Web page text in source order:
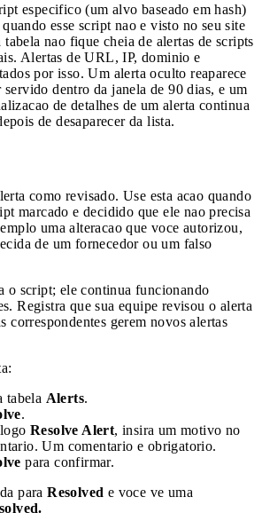
especifico (um alvo baseado em hash)
esse script nao e visto no seu site
tabela nao fique cheia de alertas de scripts
Alertas de URL, IP, dominio e
por isso. Um alerta oculto reaparece
dentro da janela de 90 dias, e um
de detalhes de um alerta continua
de desaparecer da lista.
como revisado. Use esta acao quando
marcado e decidido que ele nao precisa
uma alteracao que voce autorizou,
de um fornecedor ou um falso
o script; ele continua funcionando
Registra que sua equipe revisou o alerta
correspondentes gerem novos alertas
tabela Alerts.
.
Resolve Alert, insira um motivo no
Um comentario e obrigatorio.
para confirmar.
paraResolved e voce ve uma